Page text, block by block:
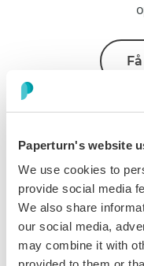
Paperturn's website
We use cookies to
provide social media
We also share
our social media,
may combine it with
Bring destinationer
til bookinger og